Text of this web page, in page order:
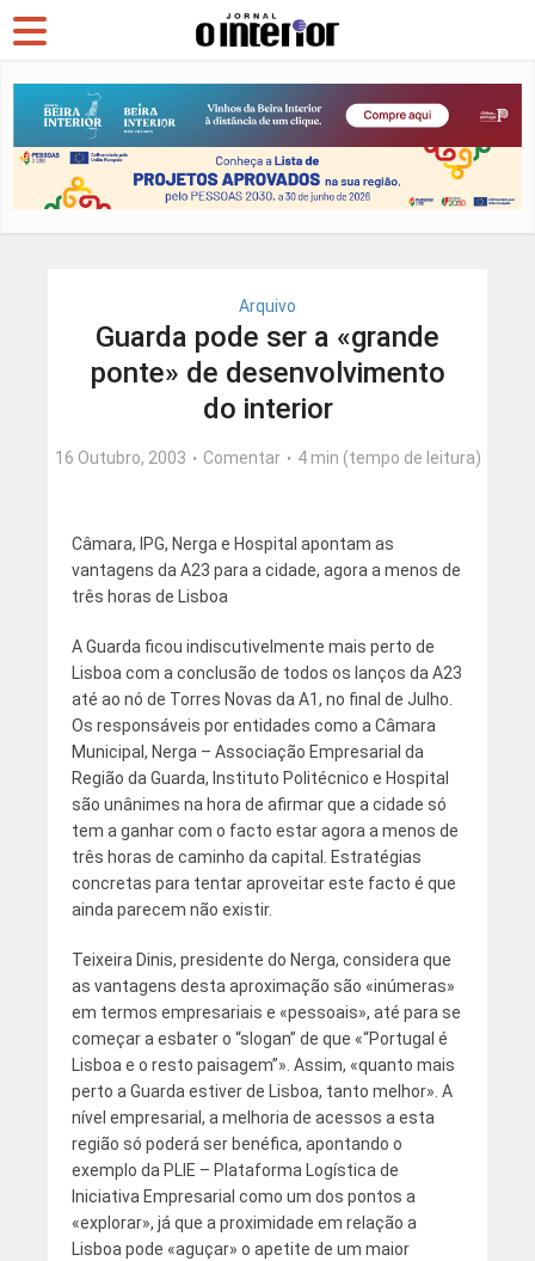
Arquivo
Guarda pode ser a «grande
ponte» de desenvolvimento
do interior
16 Outubro, 2003 Comentar 4 min (tempo de leitura)
Câmara, IPG, Nerga e Hospital apontam as
vantagens da A23 para a cidade, agora a menos de
três horas de Lisboa
A Guarda ficou indiscutivelmente mais perto de
Lisboa com a conclusão de todos os lanços da A23
até ao nó de Torres Novas da A1, no final de Julho.
Os responsáveis por entidades como a Câmara
Municipal, Nerga – Associação Empresarial da
Região da Guarda, Instituto Politécnico e Hospital
são unânimes na hora de afirmar que a cidade só
tem a ganhar com o facto estar agora a menos de
três horas de caminho da capital. Estratégias
concretas para tentar aproveitar este facto é que
ainda parecem não existir.
Teixeira Dinis, presidente do Nerga, considera que
as vantagens desta aproximação são «inúmeras»
em termos empresariais e «pessoais», até para se
começar a esbater o “slogan” de que «“Portugal é
Lisboa e o resto paisagem”». Assim, «quanto mais
perto a Guarda estiver de Lisboa, tanto melhor». A
nível empresarial, a melhoria de acessos a esta
região só poderá ser benéfica, apontando o
exemplo da PLIE – Plataforma Logística de
Iniciativa Empresarial como um dos pontos a
«explorar», já que a proximidade em relação a
Lisboa pode «aguçar» o apetite de um maior